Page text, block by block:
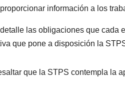
información a los
las obligaciones que cada
que pone a disposición la
que la STPS contempla la